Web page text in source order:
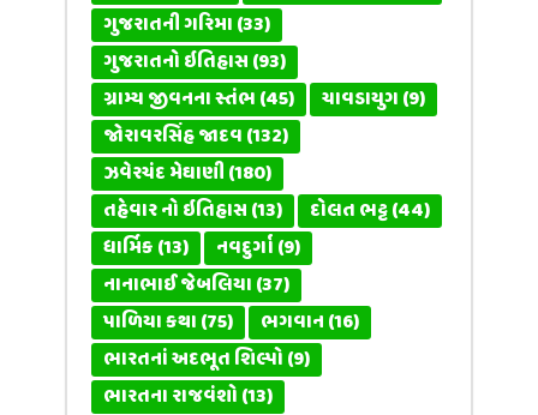
ગુજરાતની ગરિમા(33)
ગુજરાતનો ઇતિહાસ(93)
ગ્રામ્ય જીવનના સ્તંભ(45) ચાવડાયુગ(9)
જોરાવરસિંહ જાદવ(132)
ઝવેરચંદ મેઘાણી(180)
તહેવાર નો ઇતિહાસ(13) દોલત ભટ્ટ(44)
ધાર્મિક(13) નવદુર્ગા(9)
નાનાભાઈ જેબલિયા(37)
પાળિયા કથા(75) ભગવાન(16)
ભારતનાં અદભૂત શિલ્પો(9)
ભારતના રાજવંશો(13)